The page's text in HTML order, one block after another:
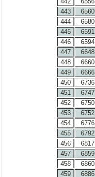
443
6560
444
6580
445
6591
446
6594
447
6648
448
6660
449
6666
450
6736
451
6747
452
6750
453
6752
454
6776
455
6792
456
6817
457
6859
458
6860
459
6886